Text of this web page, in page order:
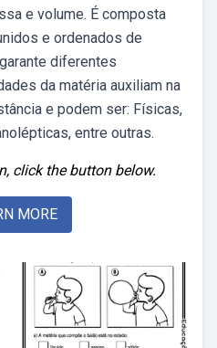
e volume. É composta
e ordenados de
diferentes
da matéria auxiliam na
e podem ser: Físicas,
entre outras.
click the button below.
MORE